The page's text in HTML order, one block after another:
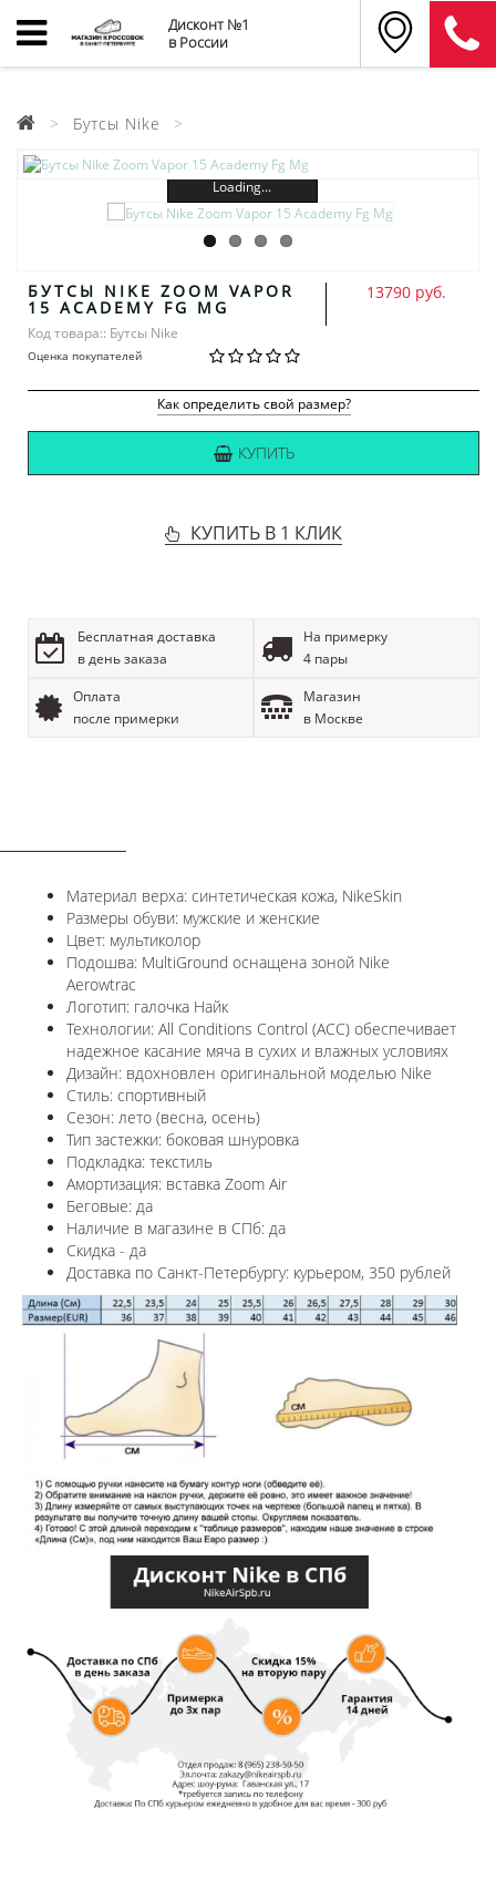
Дисконт №1
в России
Бутсы Nike
Loading...
БУТСЫ NIKE ZOOM VAPOR
15 ACADEMY FG MG
Код товара:: Бутсы Nike
Оценка покупателей
13790 руб.
Как определить свой размер?
КУПИТЬ
КУПИТЬ В 1 КЛИК
Бесплатная доставка
в день заказа
На примерку
4 пары
Оплата
после примерки
Магазин
в Москве
Материал верха: синтетическая кожа, NikeSkin
Размеры обуви: мужские и женские
Цвет: мультиколор
Подошва: MultiGround оснащена зоной Nike
Aerowtrac
Логотип: галочка Найк
Технологии: All Conditions Control (ACC) обеспечивает
надежное касание мяча в сухих и влажных условиях
Дизайн: вдохновлен оригинальной моделью Nike
Стиль: спортивный
Сезон: лето (весна, осень)
Тип застежки: боковая шнуровка
Подкладка: текстиль
Амортизация: вставка Zoom Air
Беговые: да
Наличие в магазине в СПб: да
Скидка - да
Доставка по Санкт-Петербургу: курьером, 350 рублей